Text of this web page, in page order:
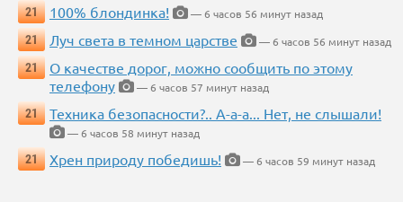
21
100% блондинка!
— 6 часов 56 минут назад
21
Луч света в темном царстве
— 6 часов 56 минут назад
21
О качестве дорог, можно сообщить по этому
телефону
— 6 часов 57 минут назад
21
Техника безопасности?.. А-а-а... Нет, не слышали!
— 6 часов 58 минут назад
21
Хрен природу победишь! — 6 часов 59 минут назад